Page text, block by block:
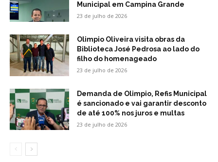
Municipal em Campina Grande
23 de julho de 2026
Olimpio Oliveira visita obras da
Biblioteca José Pedrosa ao lado do
filho do homenageado
23 de julho de 2026
Demanda de Olimpio, Refis Municipal
é sancionado e vai garantir desconto
de até 100% nos juros e multas
23 de julho de 2026